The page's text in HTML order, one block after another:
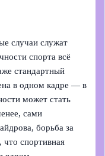
случаи служат
спорта всё
стандартный
в одном кадре — в
может стать
сами
борьба за
что спортивная